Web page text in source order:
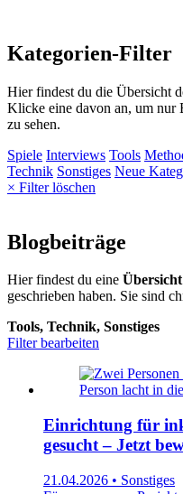
Kategorien-Filter
Hier findest du die Übersicht
Klicke eine davon an, um nur
zu sehen.
Spiele Interviews Tools
Technik Sonstiges Neue
× Filter löschen
Blogbeiträge
Hier findest du eine
geschrieben haben. Sie sind
Tools, Technik, Sonstiges
Filter bearbeiten
Einrichtung für
gesucht – Jetzt
21.04.2026 • Sonstiges